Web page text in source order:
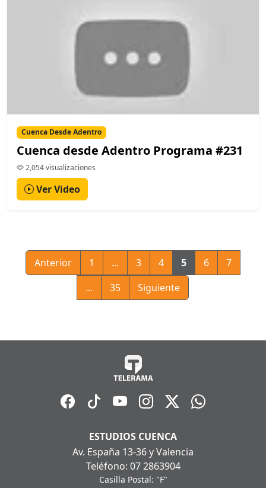
Cuenca Desde Adentro
Cuenca desde Adentro Programa #231
2,054 visualizaciones
Ver Video
Anterior 1 ... 3 4 5 6
7
...
35 Siguiente
ESTUDIOS CUENCA
Av. España 13-36 y Valencia
Teléfono: 07 2863904
Casilla Postal: "F"